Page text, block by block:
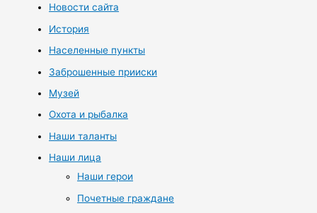
Новости сайта
История
Населенные пункты
Заброшенные прииски
Музей
Охота и рыбалка
Наши таланты
Наши лица
Наши герои
Почетные граждане